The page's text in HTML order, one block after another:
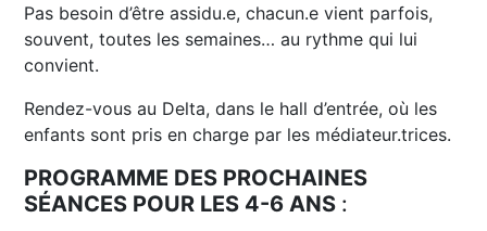
Pas besoin d’être assidu.e, chacun.e vient parfois,
souvent, toutes les semaines… au rythme qui lui
convient.
Rendez-vous au Delta, dans le hall d’entrée, où les
enfants sont pris en charge par les médiateur.trices.
PROGRAMME DES PROCHAINES
SÉANCES POUR LES 4-6 ANS :